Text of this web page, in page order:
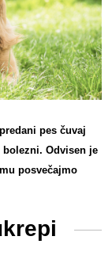
pes čuvaj
Odvisen je
posvečajmo